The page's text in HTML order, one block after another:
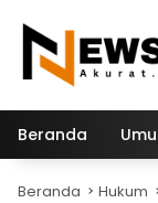
konten
Beranda
Beranda Hukum